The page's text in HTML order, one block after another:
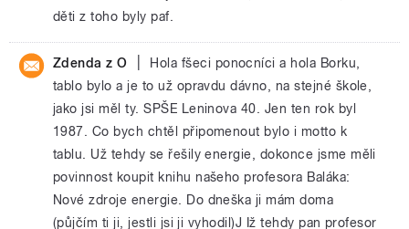
děti z toho byly paf.
Zdenda z O
Hola fšeci ponocníci a hola Borku,
tablo bylo a je to už opravdu dávno, na stejné škole,
jako jsi měl ty. SPŠE Leninova 40. Jen ten rok byl
1987. Co bych chtěl připomenout bylo i motto k
tablu. Už tehdy se řešily energie, dokonce jsme měli
povinnost koupit knihu našeho profesora Baláka:
Nové zdroje energie. Do dneška ji mám doma
(půjčím ti ji, jestli jsi ji vyhodil)J Iž tehdy pan profesor